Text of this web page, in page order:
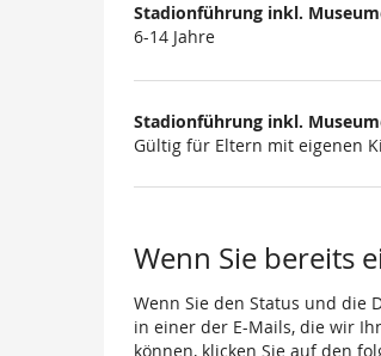
Stadionführung inkl.
6-14 Jahre
Stadionführung inkl.
Gültig für Eltern mit eigenen
Wenn Sie bereits
Wenn Sie den Status und die
in einer der E-Mails, die wir
können, klicken Sie auf den